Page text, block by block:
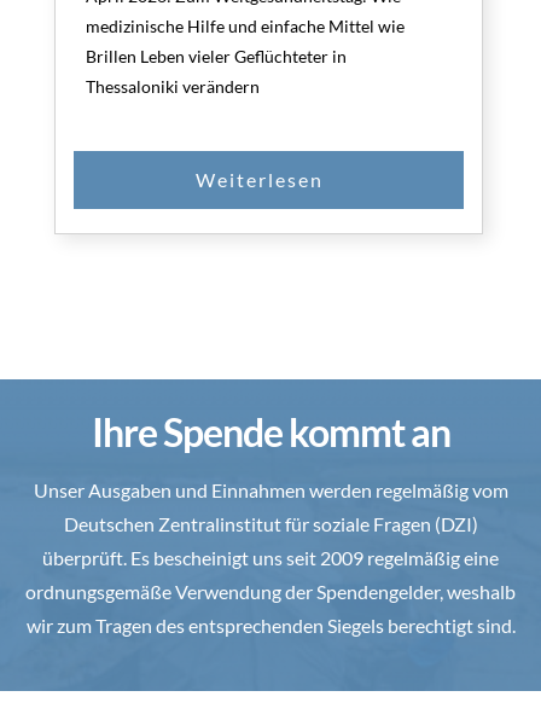
medizinische Hilfe und einfache Mittel wie
Brillen Leben vieler Geflüchteter in
Thessaloniki verändern
Ihre Spende kommt an
Unser Ausgaben und Einnahmen werden regelmäßig vom
Deutschen Zentralinstitut für soziale Fragen (DZI)
überprüft. Es bescheinigt uns seit 2009 regelmäßig eine
ordnungsgemäße Verwendung der Spendengelder, weshalb
wir zum Tragen des entsprechenden Siegels berechtigt sind.